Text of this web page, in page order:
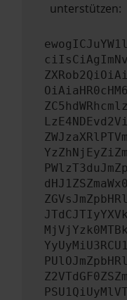
unterstützen: